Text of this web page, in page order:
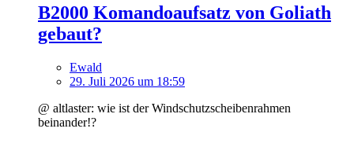
B2000 Komandoaufsatz von Goliath
gebaut?
Ewald
29. Juli 2026 um 18:59
@ altlaster: wie ist der Windschutzscheibenrahmen
beinander!?